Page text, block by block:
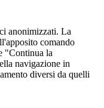
anonimizzati. La
comando
"Continua la
navigazione in
diversi da quelli